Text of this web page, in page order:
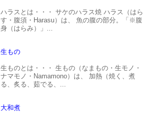
ハラスとは・・・ サケのハラス焼 ハラス（はら
す・腹須・Harasu）は、 魚の腹の部分。「※腹
身（はらみ）」...
生もの
生ものとは・・・ 生もの（なまもの・生モノ・
ナマモノ・Namamono）は、 加熱（焼く、煮
る、炙る、茹でる、...
大和煮